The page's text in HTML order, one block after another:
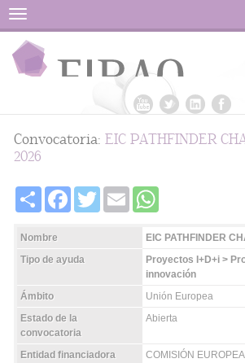
Menu
Convocatoria: EIC PATHFINDER
2026
Share FacebookTwitter Email
Nombre
EIC PATHFINDER
Tipo de ayuda
Proyectos I+D+i >
innovación
Ámbito
Unión Europea
Estado de la
convocatoria
Abierta
Entidad financiadora
COMISIÓN EUROPEA